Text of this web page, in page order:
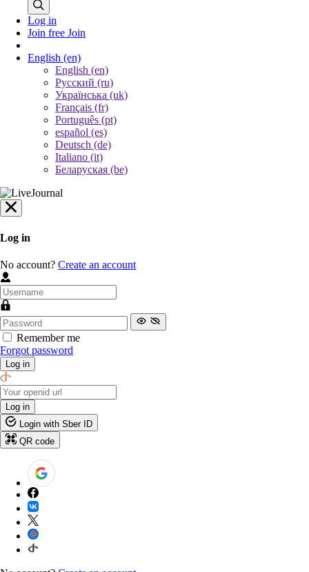
Log in
Join free Join
English (en)
English (en)
Русский (ru)
Українська (uk)
Français (fr)
Português (pt)
español (es)
Deutsch (de)
Italiano (it)
Беларуская (be)
Log in
No account? Create an account
Remember me
Forgot password
Log in
Log in
Login with Sber ID
QR code